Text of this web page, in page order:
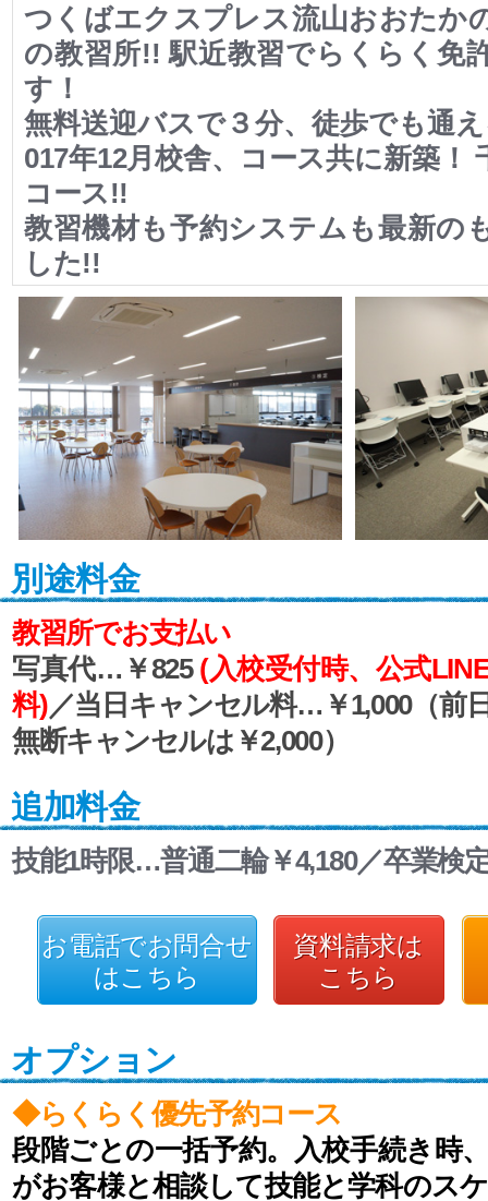
つくばエクスプレス流山おおたか
の教習所!! 駅近教習でらくらく免
す！
無料送迎バスで３分、徒歩でも通
017年12月校舎、コース共に新築！
コース!!
教習機材も予約システムも最新の
した!!
別途料金
教習所でお支払い
写真代…￥825 (入校受付時、公式
料)／当日キャンセル料…￥1,000（前
無断キャンセルは￥2,000）
追加料金
技能1時限…普通二輪￥4,180／卒業検
お電話でお問合せ
はこちら
資料請求は
こちら
オプション
◆らくらく優先予約コース
段階ごとの一括予約。入校手続き時
がお客様と相談して技能と学科のス